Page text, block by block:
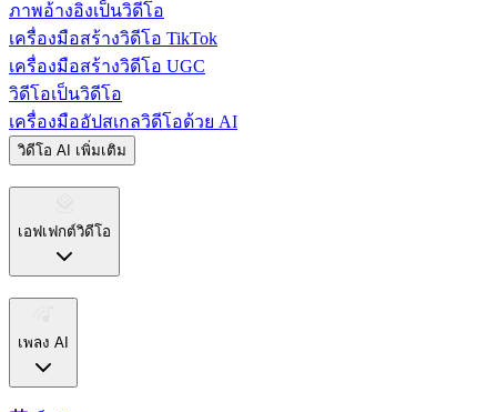
ภาพอ้างอิงเป็นวิดีโอ
เครื่องมือสร้างวิดีโอ TikTok
เครื่องมือสร้างวิดีโอ UGC
วิดีโอเป็นวิดีโอ
เครื่องมืออัปสเกลวิดีโอด้วย AI
วิดีโอ AI เพิ่มเติม
เอฟเฟกต์วิดีโอ
เพลง AI